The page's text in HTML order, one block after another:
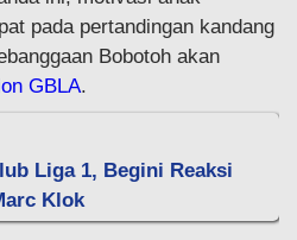
pada pertandingan kandang
Bobotoh akan
GBLA.
Liga 1, Begini Reaksi
Klok